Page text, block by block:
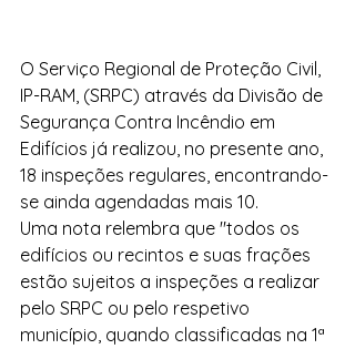
O Serviço Regional de Proteção Civil,
IP-RAM, (SRPC) através da Divisão de
Segurança Contra Incêndio em
Edifícios já realizou, no presente ano,
18 inspeções regulares, encontrando-
se ainda agendadas mais 10.
Uma nota relembra que "todos os
edifícios ou recintos e suas frações
estão sujeitos a inspeções a realizar
pelo SRPC ou pelo respetivo
município, quando classificadas na 1ª